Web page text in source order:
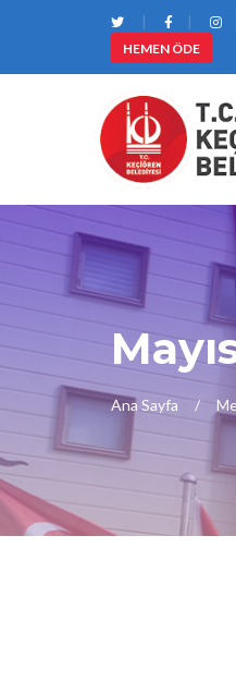
HEMEN ÖDE
Ana Sayfa